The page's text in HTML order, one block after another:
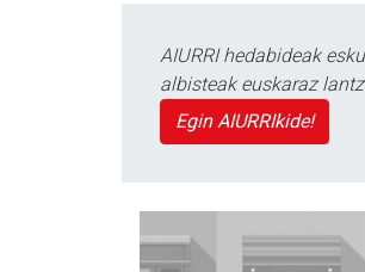
AIURRI hedabideak
albisteak euskaraz
Egin AIURRIkide!